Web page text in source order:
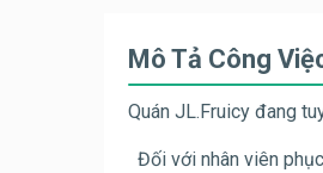
Mô Tả Công
Quán JL.Fruicy đang
Đối với nhân viên